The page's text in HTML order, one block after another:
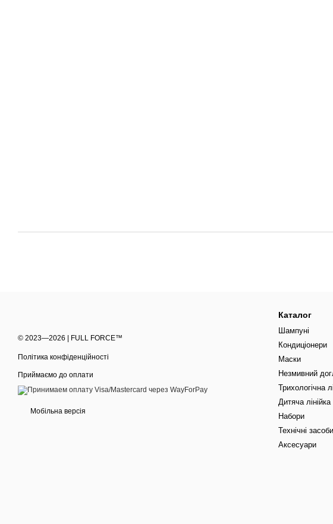
© 2023—2026 | FULL FORCE™
Політика конфіденційності
Приймаємо до оплати
Мобільна версія
Каталог
Шампуні
Кондиціонери
Маски
Незмивний
Трихологічна
Дитяча лінійка
Набори
Технічні засоби
Аксесуари